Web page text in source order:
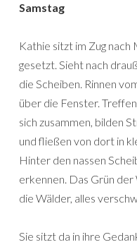
Samstag
Kathie sitzt im Zug nach
gesetzt. Sieht nach
die Scheiben. Rinnen
über die Fenster.
sich zusammen, bilden
und fließen von dort in
Hinter den nassen
erkennen. Das Grün
die Wälder, alles
Sie sitzt da in ihre